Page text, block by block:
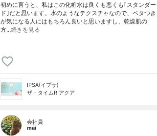
初めに言うと、私はこの化粧水は良くも悪くも｢スタンダー
ド｣だと思います。水のようなテクスチャなので、ベタつき
が気になる人にはもちろん良いと思いますし、乾燥肌の
方…続きを見る
IPSA(イプサ)
ザ・タイムR アクア
会社員
mai